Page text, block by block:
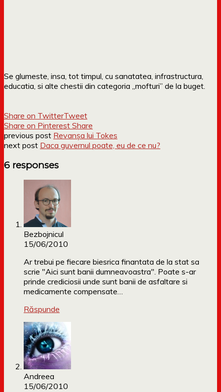
Se glumeste, insa, tot timpul, cu sanatatea, infrastructura,
educatia, si alte chestii din categoria „mofturi” de la buget.
Share on TwitterTweet
Share on Pinterest Share
previous post Revanşa lui Tokes
next post Daca guvernul poate, eu de ce nu?
6 responses
Bezbojnicul
15/06/2010
Ar trebui pe fiecare biesrica finantata de la stat sa
scrie "Aici sunt banii dumneavoastra". Poate s-ar
prinde crediciosii unde sunt banii de asfaltare si
medicamente compensate…
Răspunde
Andreea
15/06/2010